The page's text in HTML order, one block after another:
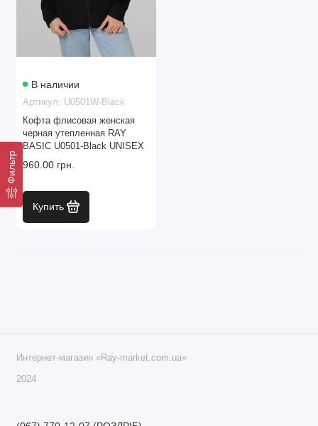
Фильтр
Женские флисовые куртки
Женские флисовые жилетки
Женские майки
Женские штаны
Показать все
В наличии
Артикул: U0501W-Black
Кофта флисовая женская
черная утепленная RAY
BASIC U0501-Black UNISEX
960.00 грн.
Купить
Интернет-магазин «Ray-market.com.ua»
2024